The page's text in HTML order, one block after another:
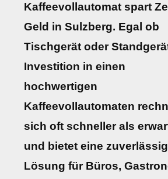
Kaffeevollautomat spart
Geld in Sulzberg. Egal ob
Tischgerät oder
Investition in einen
hochwertigen
Kaffeevollautomaten
sich oft schneller als
und bietet eine
Lösung für Büros,